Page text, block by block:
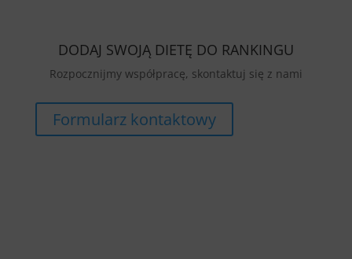
DODAJ SWOJĄ DIETĘ DO RANKINGU
Rozpocznijmy współpracę, skontaktuj się z nami
Formularz kontaktowy